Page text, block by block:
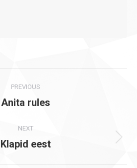
PREVIOUS
Previous
Anita rules
NEXT
Next
Klapid eest